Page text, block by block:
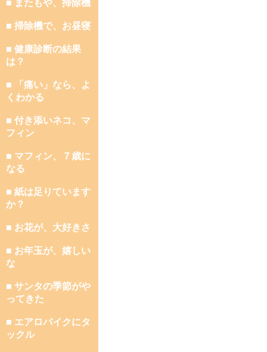
■ またもや、掃除機
■ 掃除機で、お昼寝
■ 健康診断の結果
は？
■ 「痛い」なら、よ
くわかる
■ 付き添いネコ、マ
フィン
■ マフィン、７歳に
なる
■ 紙は足りています
か？
■ お花が、大好きさ
■ お年玉が、嬉しい
な
■ サンタの季節がや
ってきた
■ エアロバイクにタ
ックル